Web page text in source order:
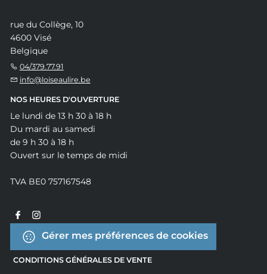
rue du Collège, 10
4600 Visé
Belgique
04/379.77.91
info@loiseaulire.be
NOS HEURES D'OUVERTURE
Le lundi de 13 h 30 à 18 h
Du mardi au samedi
de 9 h 30 à 18 h
Ouvert sur le temps de midi
TVA BE0 757167548
Gérer mes préférences de cookies
CONDITIONS GÉNÉRALES DE VENTE